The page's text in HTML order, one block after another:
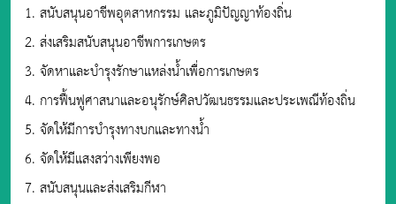
1. สนับสนุนอาชีพอุตสาหกรรม และภูมิปัญญาท้องถิ่น
2. ส่งเสริมสนับสนุนอาชีพการเกษตร
3. จัดหาและบำรุงรักษาแหล่งน้ำเพื่อการเกษตร
4. การฟื้นฟูศาสนาและอนุรักษ์ศิลปวัฒนธรรมและประเพณีท้องถิ่น
5. จัดให้มีการบำรุงทางบกและทางน้ำ
6. จัดให้มีแสงสว่างเพียงพอ
7. สนับสนุนและส่งเสริมกีฬา